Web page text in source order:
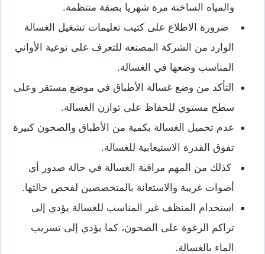
والمياه الساخنة مرة شهريا بصفة منتظمة.
ضرورة الاطلاع على كتيب تعليمات تشغيل الغسالة
الوارد من الشركة المصنعة للتعرف على نوعية الأواني
المناسب وضعها في الغسالة.
التأكد من وضع غسالة الأطباق في موضع مستقر وعلى
سطح مستوي للحفاظ على توازن الغسالة.
عدم تحميل الغسالة بكمية من الأطباق والصحون كبيرة
تفوق القدرة الاستيعابية للغسالة.
كذلك من المهم مراقبة الغسالة في حالة صدور أي
أصوات غريبة والاستعانة بالمتخصصين لفحص حالتها.
استخدام المنظف غير المناسب للغسالة يؤدي إلى
تراكم الرغوة على الصحون، كما يؤدي إلى تسريب
الماء بالغسالة.